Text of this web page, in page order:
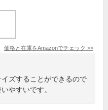
価格と在庫をAmazonでチェック >>
ズすることができるので
やすいです。